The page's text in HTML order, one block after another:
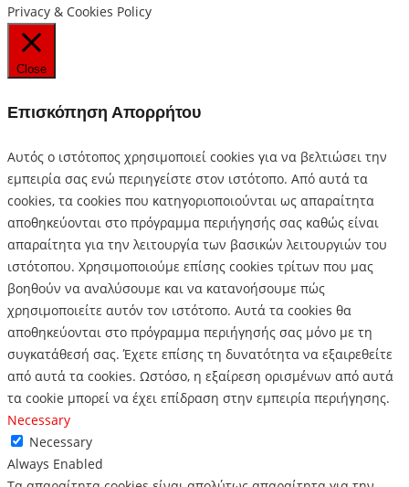
Privacy & Cookies Policy
Close
Επισκόπηση Απορρήτου
Αυτός ο ιστότοπος χρησιμοποιεί cookies για να βελτιώσει την
εμπειρία σας ενώ περιηγείστε στον ιστότοπο. Από αυτά τα
cookies, τα cookies που κατηγοριοποιούνται ως απαραίτητα
αποθηκεύονται στο πρόγραμμα περιήγησής σας καθώς είναι
απαραίτητα για την λειτουργία των βασικών λειτουργιών του
ιστότοπου. Χρησιμοποιούμε επίσης cookies τρίτων που μας
βοηθούν να αναλύσουμε και να κατανοήσουμε πώς
χρησιμοποιείτε αυτόν τον ιστότοπο. Αυτά τα cookies θα
αποθηκεύονται στο πρόγραμμα περιήγησής σας μόνο με τη
συγκατάθεσή σας. Έχετε επίσης τη δυνατότητα να εξαιρεθείτε
από αυτά τα cookies. Ωστόσο, η εξαίρεση ορισμένων από αυτά
τα cookie μπορεί να έχει επίδραση στην εμπειρία περιήγησης.
Necessary
Necessary
Always Enabled